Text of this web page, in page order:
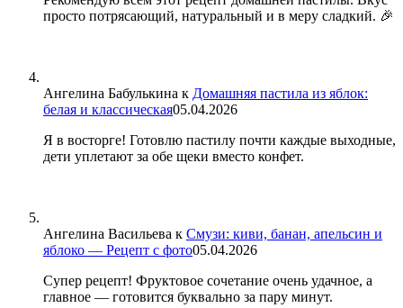
просто потрясающий, натуральный и в меру сладкий. 🎉
Ангелина Бабулькина к Домашняя пастила из яблок:
белая и классическая05.04.2026
Я в восторге! Готовлю пастилу почти каждые выходные,
дети уплетают за обе щеки вместо конфет.
Ангелина Васильева к Смузи: киви, банан, апельсин и
яблоко — Рецепт с фото05.04.2026
Супер рецепт! Фруктовое сочетание очень удачное, а
главное — готовится буквально за пару минут.